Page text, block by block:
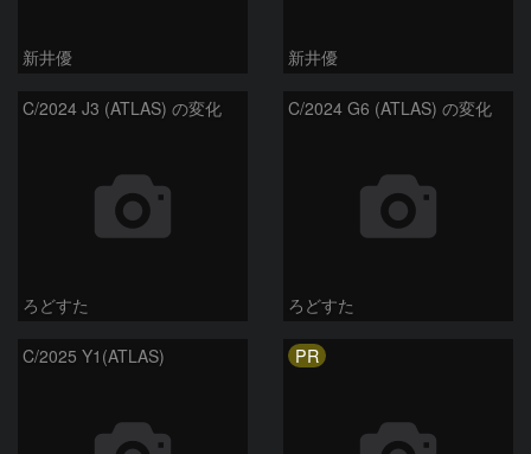
新井優 新井優
C/2024 J3 (ATLAS) の変化
ろどすた
C/2024 G6 (ATLAS) の変化
ろどすた
C/2025 Y1(ATLAS) PR